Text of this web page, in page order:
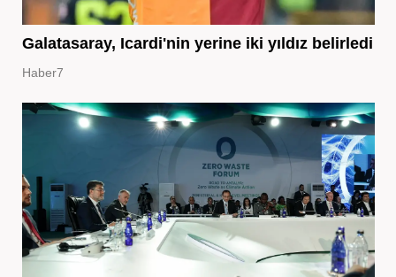
Galatasaray, Icardi'nin yerine iki yıldız belirledi
Haber7